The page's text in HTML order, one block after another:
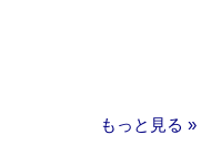
もっと見る »